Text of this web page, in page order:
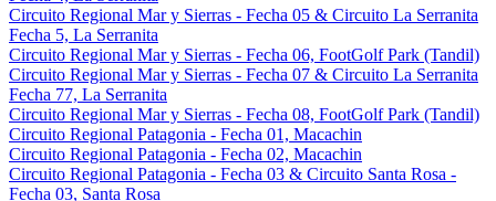
Circuito Regional Mar y Sierras - Fecha 05 & Circuito La Serranita
Fecha 5, La Serranita
Circuito Regional Mar y Sierras - Fecha 06, FootGolf Park (Tandil)
Circuito Regional Mar y Sierras - Fecha 07 & Circuito La Serranita
Fecha 77, La Serranita
Circuito Regional Mar y Sierras - Fecha 08, FootGolf Park (Tandil)
Circuito Regional Patagonia - Fecha 01, Macachin
Circuito Regional Patagonia - Fecha 02, Macachin
Circuito Regional Patagonia - Fecha 03 & Circuito Santa Rosa -
Fecha 03, Santa Rosa